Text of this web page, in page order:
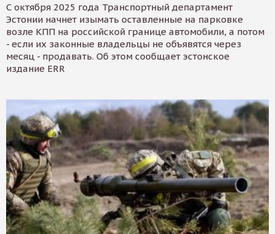
С октября 2025 года Транспортный департамент
Эстонии начнет изымать оставленные на парковке
возле КПП на российской границе автомобили, а потом
- если их законные владельцы не объявятся через
месяц - продавать. Об этом сообщает эстонское
издание ERR